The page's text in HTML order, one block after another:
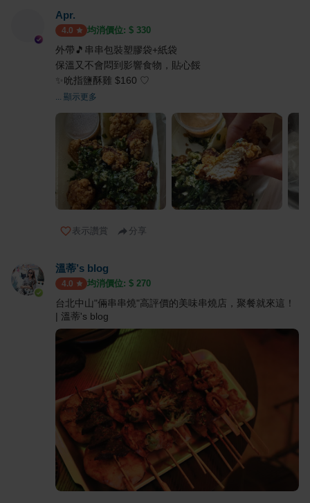
Apr.
4.0 均消價位: $ 330
外帶🎵串串包裝塑膠袋+紙袋
保溫又不會悶到影響食物，貼心餒
✨吮指鹽酥雞 $160 ♡
... 顯示更多
表示讚賞 分享
溫蒂’s blog
4.0 均消價位: $ 270
台北中山"倆串串燒"高評價的美味串燒店，聚餐就來這！
| 溫蒂's blog